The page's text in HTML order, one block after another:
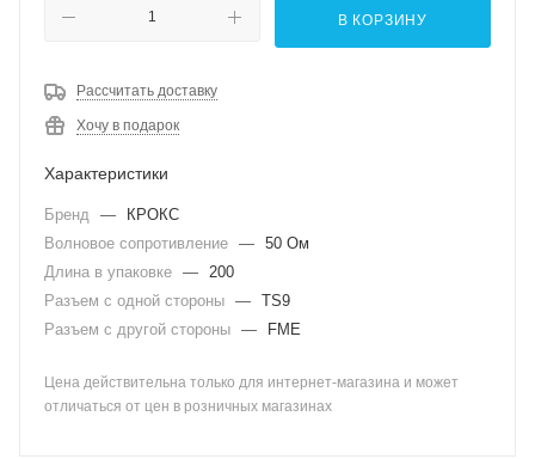
В КОРЗИНУ
Рассчитать доставку
Хочу в подарок
Характеристики
Бренд —
КРОКС
Волновое сопротивление — 50 Ом
Длина в упаковке — 200
Разъем с одной стороны — TS9
Разъем с другой стороны — FME
Цена действительна только для интернет-магазина и может
отличаться от цен в розничных магазинах